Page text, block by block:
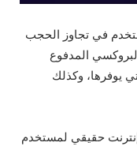
في تجاوز الحجب
المدفوع
يوفرها، وكذلك
حقيقي لمستخدم